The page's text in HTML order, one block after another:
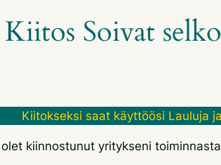
Kiitos Soivat
Kiitokseksi saat käyttöösi Lauluja
kiinnostunut yritykseni